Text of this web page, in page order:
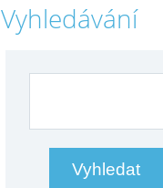
Vyhledávání